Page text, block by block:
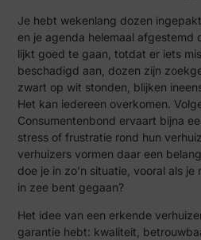
Je hebt wekenlang dozen
en je agenda helemaal afgestemd
lijkt goed te gaan, totdat er iets
beschadigd aan, dozen zijn
zwart op wit stonden, blijken
Het kan iedereen overkomen.
Consumentenbond ervaart bijna
stress of frustratie rond hun
verhuizers vormen daar een
doe je in zo’n situatie, vooral als
in zee bent gegaan?
Het idee van een erkende
garantie hebt: kwaliteit,